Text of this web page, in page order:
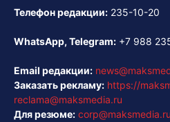
Телефон редакции: 235-10-20
WhatsApp, Telegram: +7 988
Email редакции:
Заказать рекламу: https://
reclama@maksmedia.ru
Для резюме: corp@maksmedia.ru